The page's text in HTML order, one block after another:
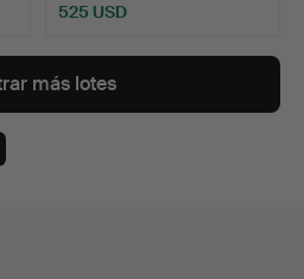
525 USD
más lotes